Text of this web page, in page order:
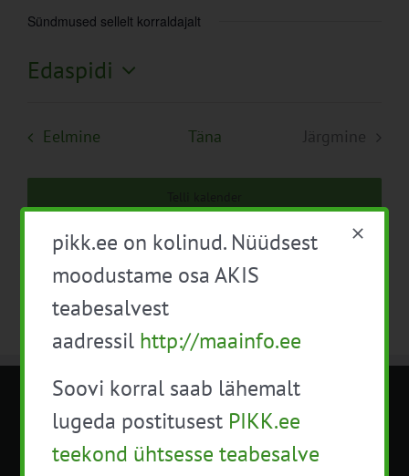
Sündmused sellelt korraldajalt
Edaspidi
EelmineSündmused Täna
Järgmine
METK NÕUANDETEENISTUS
Nõuandeteenistuse nimetuse alt
pikk.ee on kolinud. Nüüdsest
moodustame osa AKIS
teabesalvest
aadressil http://maainfo.ee
Soovi korral saab lähemalt
lugeda postitusest PIKK.ee
teekond ühtsesse teabesalve